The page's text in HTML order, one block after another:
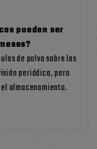
pueden ser
de polvo sobre las
periódica, pero
almacenamiento.